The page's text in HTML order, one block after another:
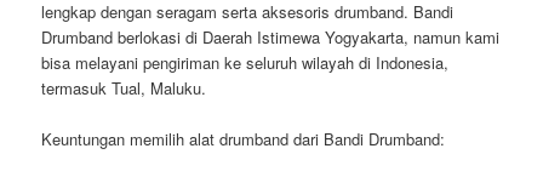
lengkap dengan seragam serta aksesoris drumband. Bandi
Drumband berlokasi di Daerah Istimewa Yogyakarta, namun kami
bisa melayani pengiriman ke seluruh wilayah di Indonesia,
termasuk Tual, Maluku.
Keuntungan memilih alat drumband dari Bandi Drumband: